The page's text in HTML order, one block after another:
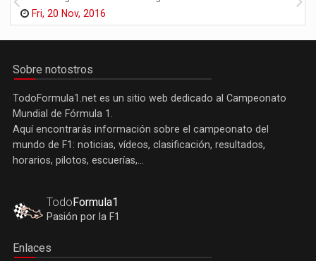
Fri, 20 Nov, 2016
Sobre notostros
TodoFormula1.net es un sitio web dedicado al Campeonato
Mundial de Fórmula 1.
Aquí encontrarás información sobre el campeonato del
mundo de F1: noticias, vídeos, clasificación, resultados,
horarios, pilotos, escuerías,...
Todo Formula1
Pasión por la F1
Enlaces